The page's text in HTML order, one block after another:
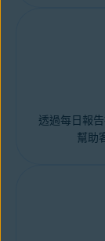
透過每日報
幫助